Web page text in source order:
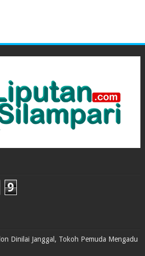
9
Dinilai Janggal, Tokoh Pemuda Mengadu